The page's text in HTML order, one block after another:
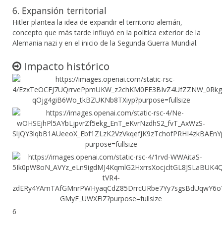
6. Expansión territorial
Hitler plantea la idea de expandir el territorio alemán,
concepto que más tarde influyó en la política exterior de la
Alemania nazi y en el inicio de la Segunda Guerra Mundial.
Impacto histórico
6